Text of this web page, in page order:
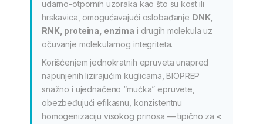
udarno-otpornih uzoraka kao što su kost ili
hrskavica, omogućavajući oslobađanje DNK,
RNK, proteina, enzima i drugih molekula uz
očuvanje molekularnog integriteta.
Korišćenjem jednokratnih epruveta unapred
napunjenih lizirajućim kuglicama, BIOPREP
snažno i ujednačeno “mućka” epruvete,
obezbeđujući efikasnu, konzistentnu
homogenizaciju visokog prinosa — tipično za <